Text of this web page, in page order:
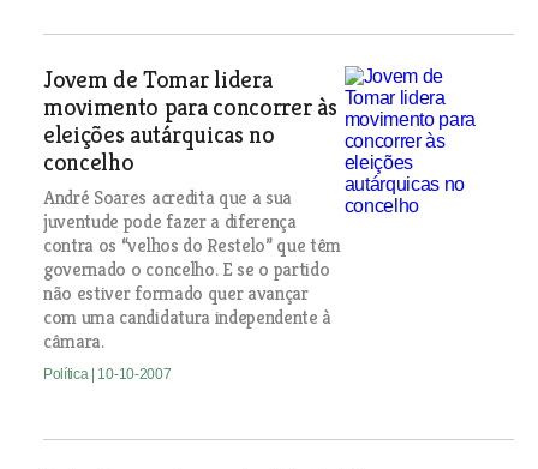
Jovem de Tomar lidera
movimento para concorrer às
eleições autárquicas no
concelho
André Soares acredita que a sua
juventude pode fazer a diferença
contra os “velhos do Restelo” que têm
governado o concelho. E se o partido
não estiver formado quer avançar
com uma candidatura independente à
câmara.
Política | 10-10-2007